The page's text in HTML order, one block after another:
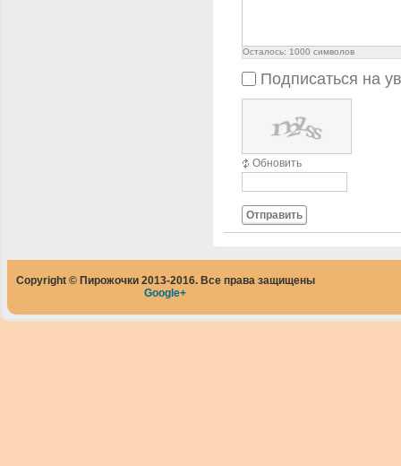
Осталось: 1000 символов
Подписаться на
Обновить
Отправить
Copyright © Пирожочки 2013-2016. Все права защищены
Google+